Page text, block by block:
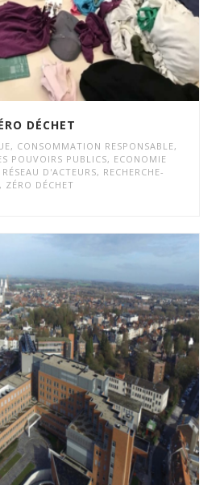
DÉCHET
, CONSOMMATION RESPONSABLE,
POUVOIRS PUBLICS, ECONOMIE
D'ACTEURS, RECHERCHE-
, ZÉRO DÉCHET